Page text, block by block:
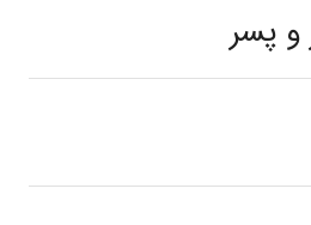
و پسر